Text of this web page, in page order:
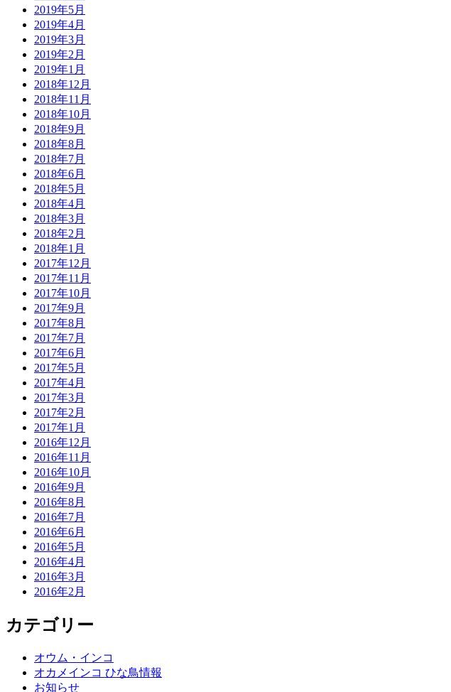
2019年5月
2019年4月
2019年3月
2019年2月
2019年1月
2018年12月
2018年11月
2018年10月
2018年9月
2018年8月
2018年7月
2018年6月
2018年5月
2018年4月
2018年3月
2018年2月
2018年1月
2017年12月
2017年11月
2017年10月
2017年9月
2017年8月
2017年7月
2017年6月
2017年5月
2017年4月
2017年3月
2017年2月
2017年1月
2016年12月
2016年11月
2016年10月
2016年9月
2016年8月
2016年7月
2016年6月
2016年5月
2016年4月
2016年3月
2016年2月
カテゴリー
オウム・インコ
オカメインコ ひな鳥情報
お知らせ